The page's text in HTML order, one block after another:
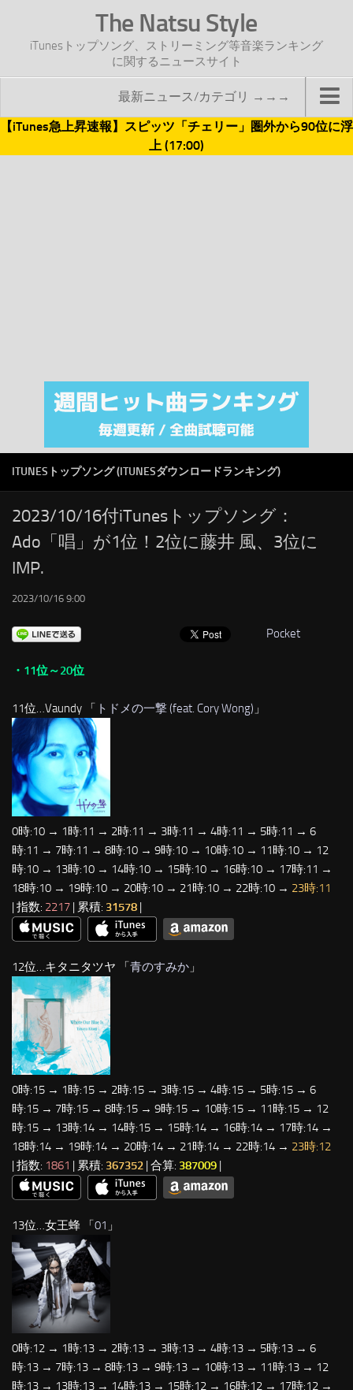
The Natsu Style
iTunesトップソング、ストリーミング等音楽ランキング
に関するニュースサイト
最新ニュース/カテゴリ →→→
TOP
注目カテゴリ
オリジナルiTunes週間トップソング
RSS
LINKS
【iTunes急上昇速報】スピッツ「チェリー」圏外から90位に浮
上 (17:00)
ITUNESトップソング (ITUNESダウンロードランキング)
2023/10/16付iTunesトップソング：
Ado「唱」が1位！2位に藤井 風、3位に
IMP.
2023/10/16 9:00
Pocket
・11位～20位
11位…Vaundy 「 トドメの一撃 (feat. Cory Wong) 」
0時:10 → 1時:11 → 2時:11 → 3時:11 → 4時:11 → 5時:11 → 6
時:11 → 7時:11 → 8時:10 → 9時:10 → 10時:10 → 11時:10 → 12
時:10 → 13時:10 → 14時:10 → 15時:10 → 16時:10 → 17時:11 →
18時:10 → 19時:10 → 20時:10 → 21時:10 → 22時:10 → 23時:11
| 指数: 2217 | 累積: 31578 |
12位…キタニタツヤ 「青のすみか 」
0時:15 → 1時:15 → 2時:15 → 3時:15 → 4時:15 → 5時:15 → 6
時:15 → 7時:15 → 8時:15 → 9時:15 → 10時:15 → 11時:15 → 12
時:15 → 13時:14 → 14時:15 → 15時:14 → 16時:14 → 17時:14 →
18時:14 → 19時:14 → 20時:14 → 21時:14 → 22時:14 → 23時:12
| 指数: 1861 | 累積: 367352 | 合算: 387009 |
13位…女王蜂 「 01 」
0時:12 → 1時:13 → 2時:13 → 3時:13 → 4時:13 → 5時:13 → 6
時:13 → 7時:13 → 8時:13 → 9時:13 → 10時:13 → 11時:13 → 12
時:13 → 13時:13 → 14時:13 → 15時:12 → 16時:12 → 17時:12 →